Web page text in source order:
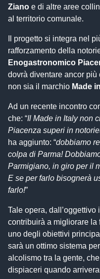
Ziano e di altre aree
al territorio comunale.
Il progetto si integra nel
rafforzamento della
Enogastronomico
dovrà diventare ancor
non sia il marchio Made
Ad un recente incontro
che: “Il Made in Italy non
Piacenza superi in
ha aggiunto: “dobbiamo
colpa di Parma!
Parmigiano, in giro per il
E se per farlo bisognerà
farlo!”
Tale opera,
contribuirà a migliorare
uno degli obiettivi
sarà un ottimo sistema
alcolismo tra la gente,
dispiaceri quando